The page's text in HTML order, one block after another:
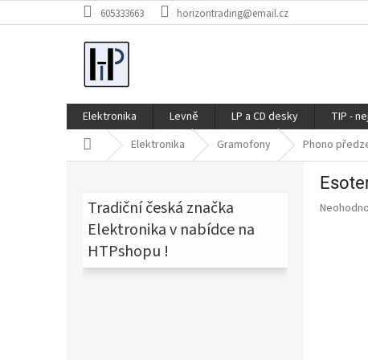
na
605333663 horizontrading@email.cz
Elektronika Levně LP a CD desky TIP -
Domů Elektronika Gramofony Phono
Tradiční česká značka
Elektronika v nabídce na
HTPshopu !
Průměrné